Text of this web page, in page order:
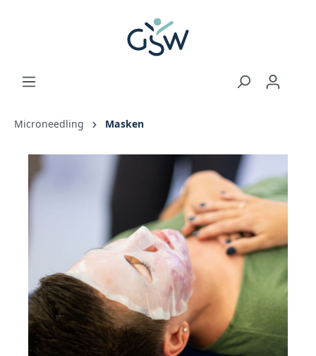
Microneedling Masken